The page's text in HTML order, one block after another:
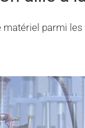
matériel parmi